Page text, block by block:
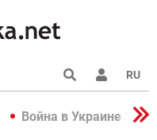
RU
Война в Украине 2022